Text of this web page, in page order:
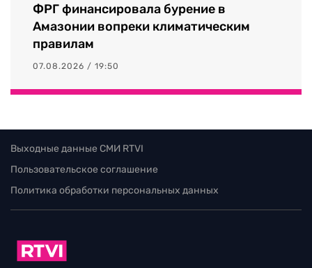
ФРГ финансировала бурение в
Амазонии вопреки климатическим
правилам
07.08.2026 / 19:50
Выходные данные СМИ RTVI
Пользовательское соглашение
Политика обработки персональных данных